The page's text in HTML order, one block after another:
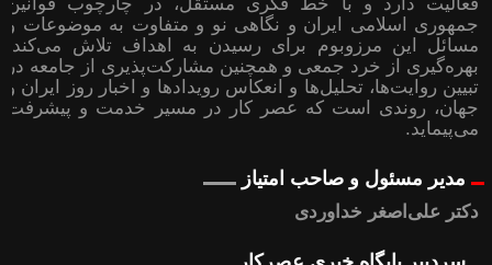
جمهوری اسلامی ایران و نگاهی نو و متفاوت به موضوعات ‌و
مسائل این مرزوبوم برای رسیدن به اهداف تلاش می‌کند؛
بهره‌گیری از خرد جمعی و همچنین مشارکت‌پذیری از جامعه در
تبیین روایت‌ها، تحلیل‌ها و انعکاس رویدادها و اخبار روز ایران و
جهان، روندی است که عصر کار در مسیر خدمت و پیشرفت
می‌پیماید.
مدیر مسئول و صاحب امتیاز
دکتر علی‌اصغر خداوردی